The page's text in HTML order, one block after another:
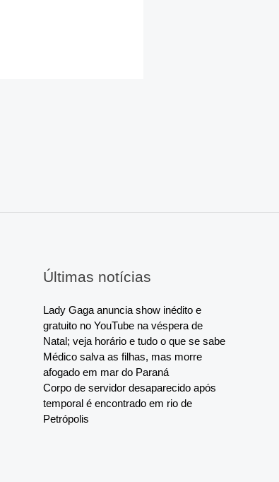
Últimas notícias
Lady Gaga anuncia show inédito e
gratuito no YouTube na véspera de
Natal; veja horário e tudo o que se sabe
Médico salva as filhas, mas morre
afogado em mar do Paraná
Corpo de servidor desaparecido após
temporal é encontrado em rio de
Petrópolis